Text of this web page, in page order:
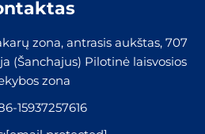
zona, antrasis aukštas, 707
(Šanchajus) Pilotinė laisvosios
zona
15937257616